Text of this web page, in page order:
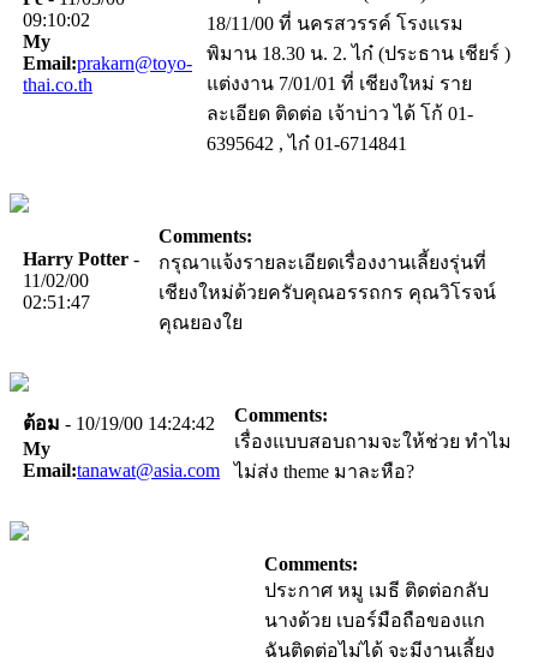
09:10:02
My
Email:prakarn@toyo-
thai.co.th
18/11/00 ที่ นครสวรรค์ โรงแรม
พิมาน 18.30 น. 2. ไก๋ (ประธาน เชียร์ )
แต่งงาน 7/01/01 ที่ เชียงใหม่ ราย
ละเอียด ติดต่อ เจ้าบ่าว ได้ โก้ 01-
6395642 , ไก๋ 01-6714841
Harry Potter -
11/02/00
02:51:47
Comments:
กรุณาแจ้งรายละเอียดเรื่องงานเลี้ยงรุ่นที่
เชียงใหม่ด้วยครับคุณอรรถกร คุณวิโรจน์
คุณยองใย
ต้อม - 10/19/00 14:24:42
My
Email:tanawat@asia.com
Comments:
เรื่องแบบสอบถามจะให้ช่วย ทำไม
ไม่ส่ง theme มาละหือ?
Comments:
ประกาศ หมู เมธี ติดต่อกลับ
นางด้วย เบอร์มือถือของแก
ฉันติดต่อไม่ได้ จะมีงานเลี้ยง